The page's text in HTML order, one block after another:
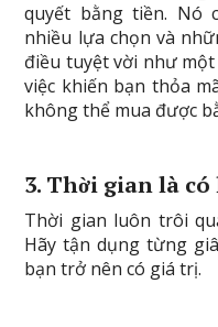
quyết bằng tiền. Nó
nhiều lựa chọn và
điều tuyệt vời như
việc khiến bạn thỏa
không thể mua được
3. Thời gian là có
Thời gian luôn trôi
Hãy tận dụng từng
bạn trở nên có giá trị.